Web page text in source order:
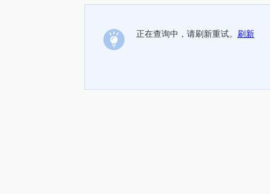
正在查询中，请刷新重试。 刷新